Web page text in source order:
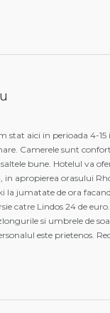
stat aici in perioada 4-
Camerele sunt
bune. Hotelul va
in apropierea orasului
la jumatate de ora
catre Lindos 24 de
si umbrele de
este prietenos.